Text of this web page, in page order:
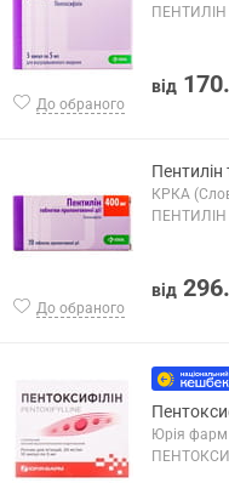
До обраного
ПЕНТИЛІН
від
До обраного
КРКА
ПЕНТИЛІН
від
Юрія фарм